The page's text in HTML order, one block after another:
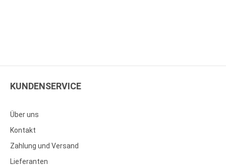
KUNDENSERVICE
Über uns
Kontakt
Zahlung und Versand
Lieferanten